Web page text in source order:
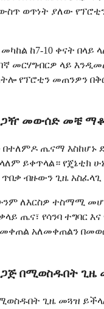
ወጥነት ያለው
ከ7-10 ቀናት በላይ
መርሃግብርዎ ላይ
የፕሮቲን መጠንዎን
መውሰድ መቼ
በተለምዶ ጤናማ እስከሆኑ
ይቀጥላል። የጄኔቲክ
ብዙውን ጊዜ አስፈላጊ
ለእርስዎ ተስማሚ
ጤና፣ የሳንባ ተግባር
አለመቀጠልን
በሚወስዱበት ጊዜ
ጊዜ መጓዝ